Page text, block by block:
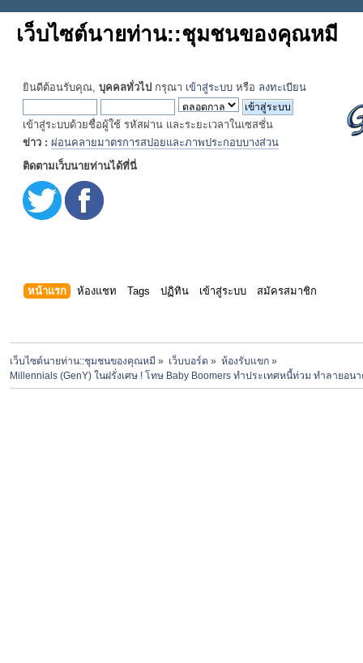
เว็บไซต์นายท่าน::ชุมชนของคุณหมี
ยินดีต้อนรับคุณ, บุคคลทั่วไป กรุณา เข้าสู่ระบบ หรือ ลงทะเบียน
เข้าสู่ระบบด้วยชื่อผู้ใช้ รหัสผ่าน และระยะเวลาในเซสชั่น
ข่าว : ผ่อนคลายมาตรการสปอยและภาพประกอบบางส่วน
ติดตามเว็บนายท่านได้ที่นี่
หน้าแรก ห้องแชท Tags ปฏิทิน เข้าสู่ระบบ สมัครสมาชิก
เว็บไซต์นายท่าน::ชุมชนของคุณหมี » เว็บบอร์ด » ห้องรับแขก »
Millennials (GenY) ในฝรั่งเศษ ! โทษ Baby Boomers ทำประเทศหนี้ท่วม ทำลายอน